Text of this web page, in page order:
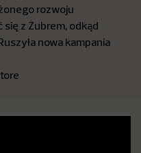
rozwoju
z Żubrem, odkąd
nowa kampania